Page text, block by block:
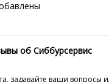
об Сиббурсервис
задавайте ваши вопросы